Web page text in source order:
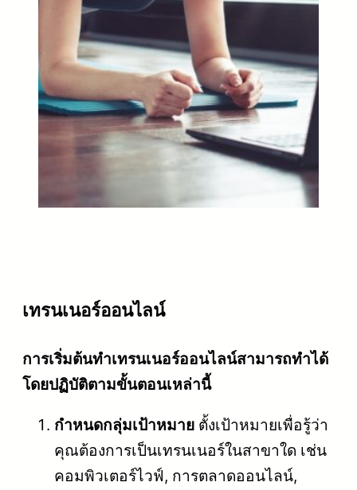
เทรนเนอร์ออนไลน์
การเริ่มต้นทำเทรนเนอร์ออนไลน์สามารถทำได้
โดยปฏิบัติตามขั้นตอนเหล่านี้
กำหนดกลุ่มเป้าหมาย ตั้งเป้าหมายเพื่อรู้ว่า
คุณต้องการเป็นเทรนเนอร์ในสาขาใด เช่น
คอมพิวเตอร์ไวฟ์, การตลาดออนไลน์,